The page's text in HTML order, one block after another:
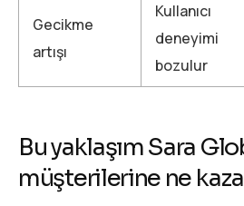
Gecikme
artışı
Kullanıcı
deneyimi
bozulur
Bu yaklaşım Sara
müşterilerine ne